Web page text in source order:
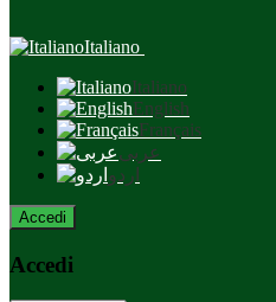
Italiano
Italiano
English
Français
عربى
اردو
Accedi
Accedi